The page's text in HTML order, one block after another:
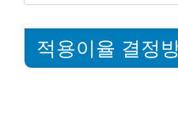
적용이율 결정